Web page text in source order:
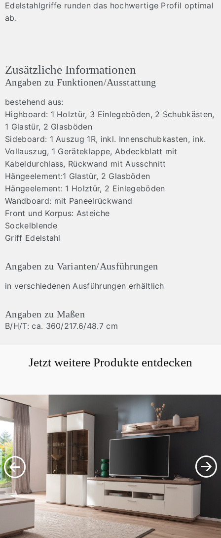
Zusätzliche Informationen
Angaben zu Funktionen/Ausstattung
bestehend aus:
Highboard: 1 Holztür, 3 Einlegeböden, 2 Schubkästen,
1 Glastür, 2 Glasböden
Sideboard: 1 Auszug 1R, inkl. Innenschubkasten, ink.
Vollauszug, 1 Geräteklappe, Abdeckblatt mit
Kabeldurchlass, Rückwand mit Ausschnitt
Hängeelement:1 Glastür, 2 Glasböden
Hängeelement: 1 Holztür, 2 Einlegeböden
Wandboard: mit Paneelrückwand
Front und Korpus: Asteiche
Sockelblende
Griff Edelstahl
Angaben zu Varianten/Ausführungen
in verschiedenen Ausführungen erhältlich
Angaben zu Maßen
B/H/T: ca. 360/217.6/48.7 cm
Edelstahlgriffe runden das hochwertige Profil optimal
ab.
Jetzt weitere Produkte entdecken